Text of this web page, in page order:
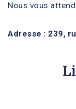
Nous vous
Adresse : 239,